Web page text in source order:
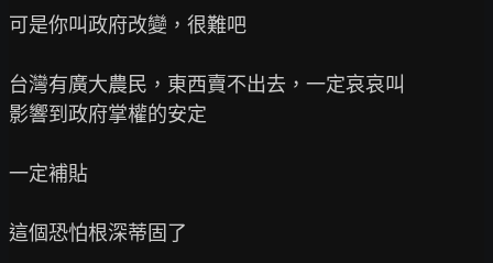
可是你叫政府改變，很難吧
台灣有廣大農民，東西賣不出去，一定哀哀叫
影響到政府掌權的安定
一定補貼
這個恐怕根深蒂固了